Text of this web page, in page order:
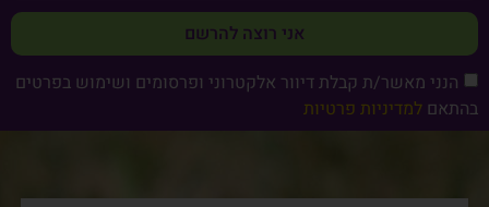
הנני מאשר/ת קבלת דיוור אלקטרוני ופרסומים ושימוש בפרטים
בהתאם למדיניות פרטיות
אני רוצה להרשם